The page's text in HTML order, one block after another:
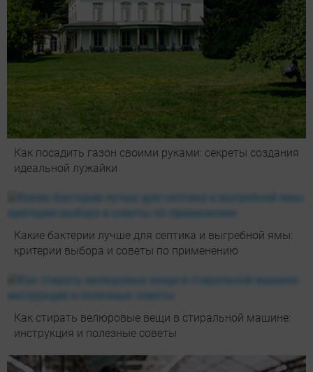
Как посадить газон своими руками: секреты создания
идеальной лужайки
Какие бактерии лучше для септика и выгребной ямы:
критерии выбора и советы по применению
Как стирать велюровые вещи в стиральной машине:
инструкция и полезные советы